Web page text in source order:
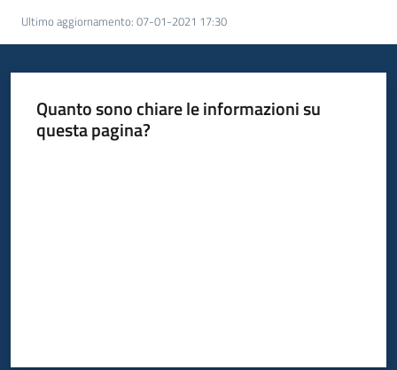
Ultimo aggiornamento: 07-01-2021 17:30
Quanto sono chiare le informazioni su
questa pagina?